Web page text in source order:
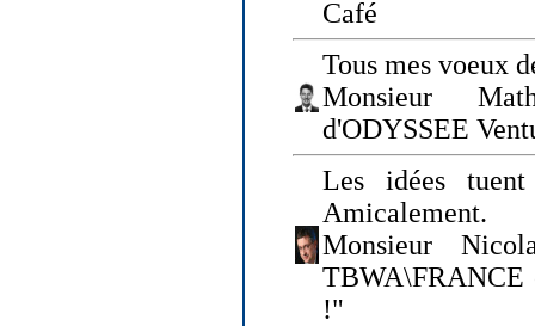
Café
Tous mes voeux
Monsieur
d'ODYSSEE
Les idées
Amicalement.
Monsieur
TBWA\FRANCE
!"